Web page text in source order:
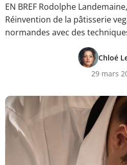
EN BREF Rodolphe
Réinvention de la pâtisserie
normandes avec des
Chloé
29 mars